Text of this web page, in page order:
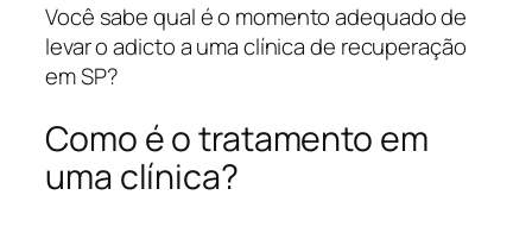
Você sabe qual é o momento adequado de
levar o adicto a uma clínica de recuperação
em SP?
Como é o tratamento em
uma clínica?